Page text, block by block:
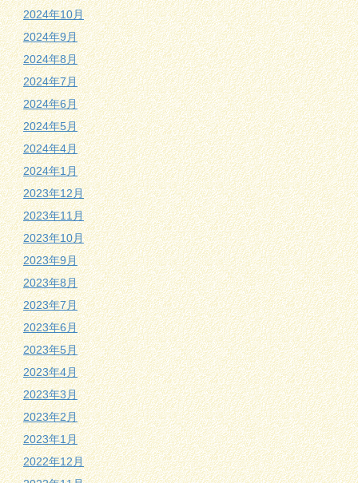
2024年10月
2024年9月
2024年8月
2024年7月
2024年6月
2024年5月
2024年4月
2024年1月
2023年12月
2023年11月
2023年10月
2023年9月
2023年8月
2023年7月
2023年6月
2023年5月
2023年4月
2023年3月
2023年2月
2023年1月
2022年12月